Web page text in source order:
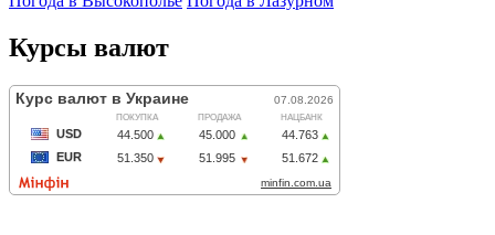
Курсы валют